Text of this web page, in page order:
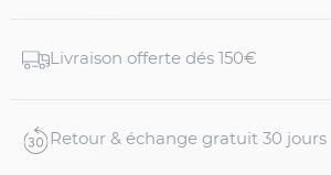
Chemise grande taille bleu indigo
Fermeture boutonnée
Livraison offerte dés 150€
Retour & échange gratuit 30 jours